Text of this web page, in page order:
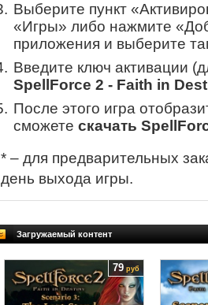
Выберите пункт
«Игры» либо нажмите
приложения и выберите
Введите ключ активации
SpellForce 2 - Faith in
После этого игра
сможете скачать
* – для предварительных
день выхода игры.
Загружаемый контент
79 руб